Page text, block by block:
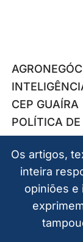
CEP GUAÍRA
POLÍTICA
Os artigos,
inteira
opiniões e